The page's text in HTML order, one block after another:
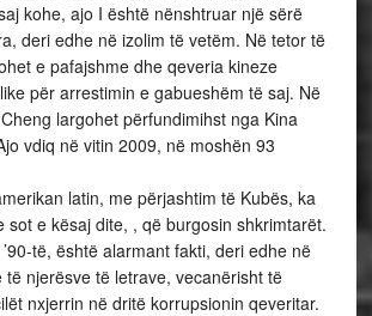
kohe, ajo I është nënshtruar një sërë
deri edhe në izolim të vetëm. Në tetor të
e pafajshme dhe qeveria kineze
për arrestimin e gabueshëm të saj. Në
largohet përfundimihst nga Kina
vdiq në vitin 2009, në moshën 93
latin, me përjashtim të Kubës, ka
sot e kësaj dite, , që burgosin shkrimtarët.
të, është alarmant fakti, deri edhe në
të njerësve të letrave, vecanërisht të
nxjerrin në dritë korrupsionin qeveritar.